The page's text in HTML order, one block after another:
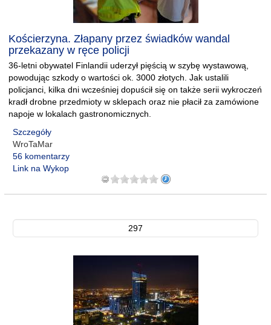
Kościerzyna. Złapany przez świadków wandal
przekazany w ręce policji
36-letni obywatel Finlandii uderzył pięścią w szybę wystawową,
powodując szkody o wartości ok. 3000 złotych. Jak ustalili
policjanci, kilka dni wcześniej dopuścił się on także serii wykroczeń
kradł drobne przedmioty w sklepach oraz nie płacił za zamówione
napoje w lokalach gastronomicznych.
Szczegóły
WroTaMar
56 komentarzy
Link na Wykop
297